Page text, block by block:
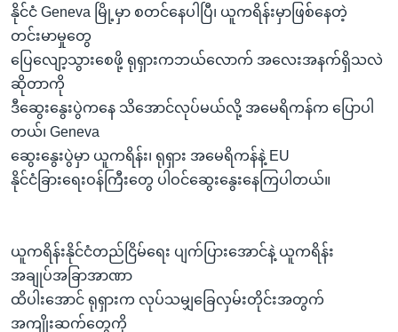
နေရာ
သို့
ကျော်
ရန်
နိုင်ငံ Geneva မြို့မှာ စတင်နေပါပြီ၊ ယူကရိန်းမှာဖြစ်နေတဲ့
တင်းမာမှုတွေ
ပြေလျော့သွားစေဖို့ ရုရှားကဘယ်လောက် အလေးအနက်ရှိသလဲ
ဆိုတာကို
ဒီဆွေးနွေးပွဲကနေ သိအောင်လုပ်မယ်လို့ အမေရိကန်က ပြောပါ
တယ်၊ Geneva
ဆွေးနွေးပွဲမှာ ယူကရိန်း၊ ရုရှား အမေရိကန်နဲ့ EU
နိုင်ငံခြားရေးဝန်ကြီးတွေ ပါဝင်ဆွေးနွေးနေကြပါတယ်။
ယူကရိန်းနိုင်ငံတည်ငြိမ်ရေး ပျက်ပြားအောင်နဲ့ ယူကရိန်း
အချုပ်အခြာအာဏာ
ထိပါးအောင် ရုရှားက လုပ်သမျှခြေလှမ်းတိုင်းအတွက်
အကျိုးဆက်တွေကို